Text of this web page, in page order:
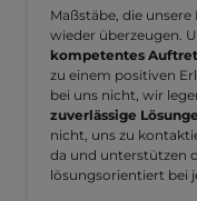
Maßstäbe, die
wieder überzeugen.
kompetentes
zu einem positiven
bei uns nicht, wir
zuverlässige
nicht, uns zu
da und unterstützen
lösungsorientiert bei